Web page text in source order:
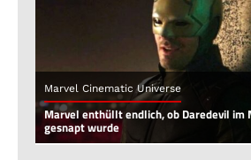
Marvel Cinematic Universe
Marvel enthüllt endlich, ob Daredevil im
gesnapt wurde